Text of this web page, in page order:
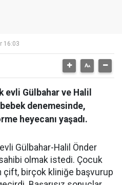
16:03
evli Gülbahar ve Halil
denemesinde,
heyecanı yaşadı.
evli Gülbahar-Halil Önder
olmak istedi. Çocuk
çift, birçok kliniğe başvurup